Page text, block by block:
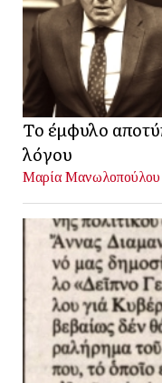
Το έμφυλο
λόγου
Μαρία Μανωλοπούλου